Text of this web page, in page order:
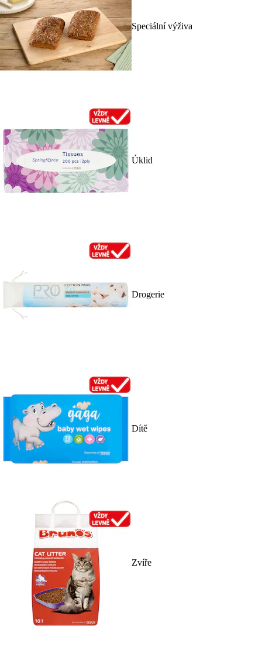
Speciální výživa
Úklid
Drogerie
Dítě
Zvíře